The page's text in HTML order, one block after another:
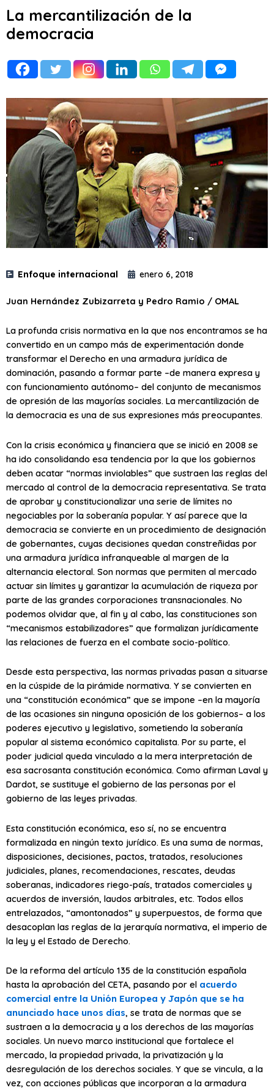
La mercantilización de la
democracia
Enfoque internacional enero 6, 2018
Juan Hernández Zubizarreta y Pedro Ramio / OMAL
La profunda crisis normativa en la que nos encontramos se ha
convertido en un campo más de experimentación donde
transformar el Derecho en una armadura jurídica de
dominación, pasando a formar parte –de manera expresa y
con funcionamiento autónomo– del conjunto de mecanismos
de opresión de las mayorías sociales. La mercantilización de
la democracia es una de sus expresiones más preocupantes.
Con la crisis económica y financiera que se inició en 2008 se
ha ido consolidando esa tendencia por la que los gobiernos
deben acatar “normas inviolables” que sustraen las reglas del
mercado al control de la democracia representativa. Se trata
de aprobar y constitucionalizar una serie de límites no
negociables por la soberanía popular. Y así parece que la
democracia se convierte en un procedimiento de designación
de gobernantes, cuyas decisiones quedan constreñidas por
una armadura jurídica infranqueable al margen de la
alternancia electoral. Son normas que permiten al mercado
actuar sin límites y garantizar la acumulación de riqueza por
parte de las grandes corporaciones transnacionales. No
podemos olvidar que, al fin y al cabo, las constituciones son
“mecanismos estabilizadores” que formalizan jurídicamente
las relaciones de fuerza en el combate socio-político.
Desde esta perspectiva, las normas privadas pasan a situarse
en la cúspide de la pirámide normativa. Y se convierten en
una “constitución económica” que se impone –en la mayoría
de las ocasiones sin ninguna oposición de los gobiernos– a los
poderes ejecutivo y legislativo, sometiendo la soberanía
popular al sistema económico capitalista. Por su parte, el
poder judicial queda vinculado a la mera interpretación de
esa sacrosanta constitución económica. Como afirman Laval y
Dardot, se sustituye el gobierno de las personas por el
gobierno de las leyes privadas.
Esta constitución económica, eso sí, no se encuentra
formalizada en ningún texto jurídico. Es una suma de normas,
disposiciones, decisiones, pactos, tratados, resoluciones
judiciales, planes, recomendaciones, rescates, deudas
soberanas, indicadores riego-país, tratados comerciales y
acuerdos de inversión, laudos arbitrales, etc. Todos ellos
entrelazados, “amontonados” y superpuestos, de forma que
desacoplan las reglas de la jerarquía normativa, el imperio de
la ley y el Estado de Derecho.
De la reforma del artículo 135 de la constitución española
hasta la aprobación del CETA, pasando por el acuerdo
comercial entre la Unión Europea y Japón que se ha
anunciado hace unos días, se trata de normas que se
sustraen a la democracia y a los derechos de las mayorías
sociales. Un nuevo marco institucional que fortalece el
mercado, la propiedad privada, la privatización y la
desregulación de los derechos sociales. Y que se vincula, a la
vez, con acciones públicas que incorporan a la armadura